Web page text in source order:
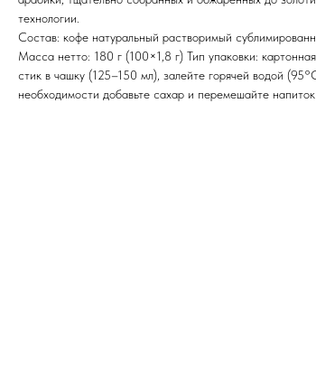
технологии.
Состав: кофе натуральный растворимый
Масса нетто: 180 г (100×1,8 г) Тип упаковки:
стик в чашку (125–150 мл), залейте горячей водой
необходимости добавьте сахар и перемешайте